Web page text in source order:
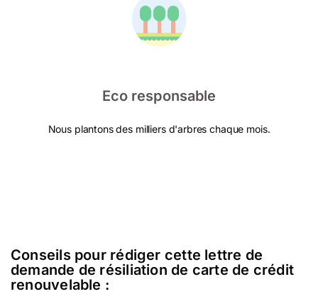
Eco responsable
Nous plantons des milliers d'arbres chaque mois.
Conseils pour rédiger cette lettre de
demande de résiliation de carte de crédit
renouvelable :